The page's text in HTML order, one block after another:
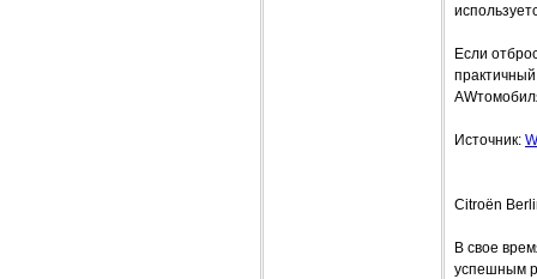
Если
Источник:
Citroёn
В свое
успешным